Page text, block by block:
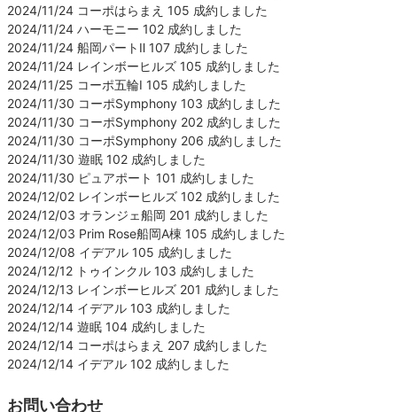
2024/11/24 コーポはらまえ 105 成約しました
2024/11/24 ハーモニー 102 成約しました
2024/11/24 船岡パートⅡ 107 成約しました
2024/11/24 レインボーヒルズ 105 成約しました
2024/11/25 コーポ五輪Ⅰ 105 成約しました
2024/11/30 コーポSymphony 103 成約しました
2024/11/30 コーポSymphony 202 成約しました
2024/11/30 コーポSymphony 206 成約しました
2024/11/30 遊眠 102 成約しました
2024/11/30 ピュアポート 101 成約しました
2024/12/02 レインボーヒルズ 102 成約しました
2024/12/03 オランジェ船岡 201 成約しました
2024/12/03 Prim Rose船岡A棟 105 成約しました
2024/12/08 イデアル 105 成約しました
2024/12/12 トゥインクル 103 成約しました
2024/12/13 レインボーヒルズ 201 成約しました
2024/12/14 イデアル 103 成約しました
2024/12/14 遊眠 104 成約しました
2024/12/14 コーポはらまえ 207 成約しました
2024/12/14 イデアル 102 成約しました
お問い合わせ